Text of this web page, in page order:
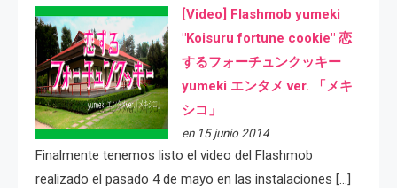
[Video] Flashmob yumeki
"Koisuru fortune cookie" 恋
するフォーチュンクッキー
yumeki エンタメ ver. 「メキ
シコ」
en 15 junio 2014
Finalmente tenemos listo el video del Flashmob
realizado el pasado 4 de mayo en las instalaciones […]